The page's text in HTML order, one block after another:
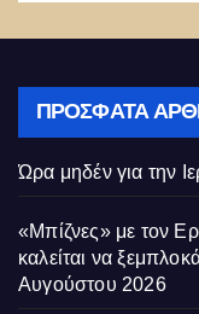
ΠΡΌΣΦΑΤΑ
Ώρα μηδέν για την
«Μπίζνες» με τον
καλείται να
Αυγούστου 2026